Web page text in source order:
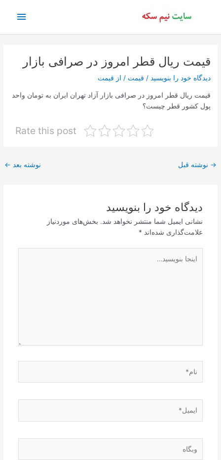
اصلی
قیمت ریال قطر امروز در صرافی بازار
دیدگاه‌ خود را بنویسید / قیمت / از قیمت
قیمت ریال قطر امروز در صرافی بازار آزاد تهران ایران به تومان واحد
پول کشور قطر چیست؟
Rate this post
پیمایش
→ نوشته قبل نوشته بعد ←
دیدگاه‌ خود را بنویسید
نشانی ایمیل شما منتشر نخواهد شد. بخش‌های موردنیاز
علامت‌گذاری شده‌اند *
بنویسید…